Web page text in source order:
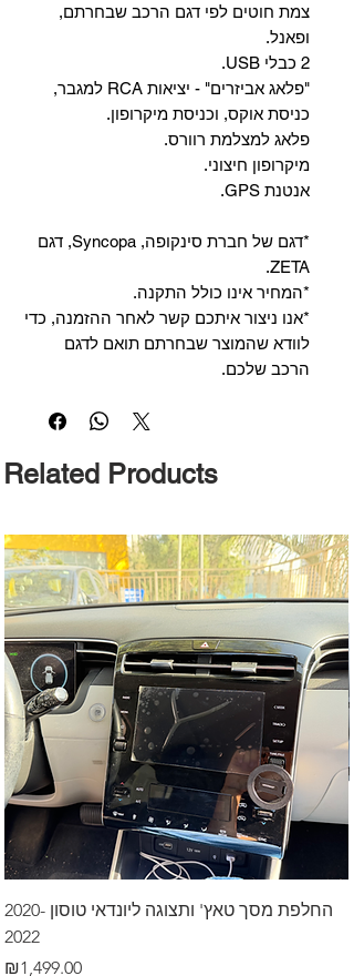
צמת חוטים לפי דגם הרכב שבחרתם,
ופאנל.
2 כבלי USB.
"פלאג אביזרים" - יציאות RCA למגבר,
כניסת אוקס, וכניסת מיקרופון.
פלאג למצלמת רוורס.
מיקרופון חיצוני.
אנטנת GPS.
*דגם של חברת סינקופה, Syncopa, דגם
ZETA.
*המחיר אינו כולל התקנה.
*אנו ניצור איתכם קשר לאחר ההזמנה, כדי
לוודא שהמוצר שבחרתם תואם לדגם
הרכב שלכם.
Related Products
החלפת מסך טאץ' ותצוגה ליונדאי טוסון 2020-
2022
Price
₪1,499.00